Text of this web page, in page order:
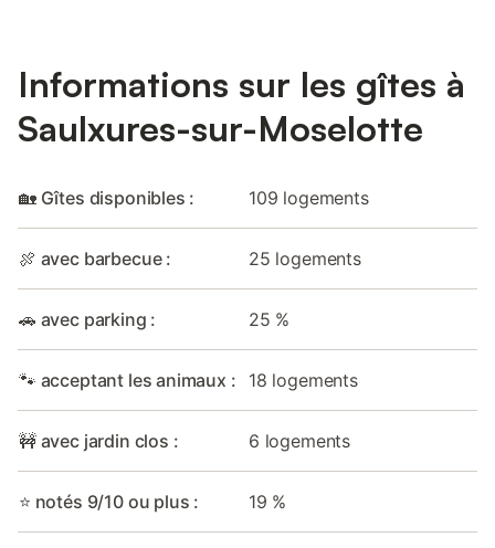
Informations sur les gîtes à
Saulxures-sur-Moselotte
🏡 Gîtes disponibles : 109 logements
🍖 avec barbecue : 25 logements
🚗 avec parking : 25 %
🐾 acceptant les animaux : 18 logements
🚧 avec jardin clos : 6 logements
⭐ notés 9/10 ou plus : 19 %